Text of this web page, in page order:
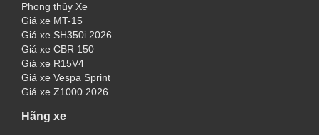
Phong thủy Xe
Giá xe MT-15
Giá xe SH350i 2026
Giá xe CBR 150
Giá xe R15V4
Giá xe Vespa Sprint
Giá xe Z1000 2026
Hãng xe